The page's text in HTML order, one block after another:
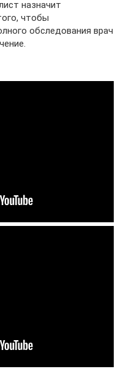
назначит
чтобы
обследования врач